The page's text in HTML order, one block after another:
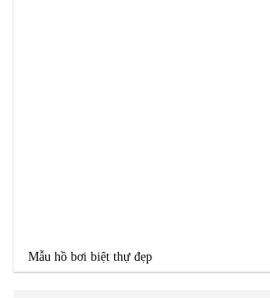
Mẫu hồ bơi biệt thự đẹp